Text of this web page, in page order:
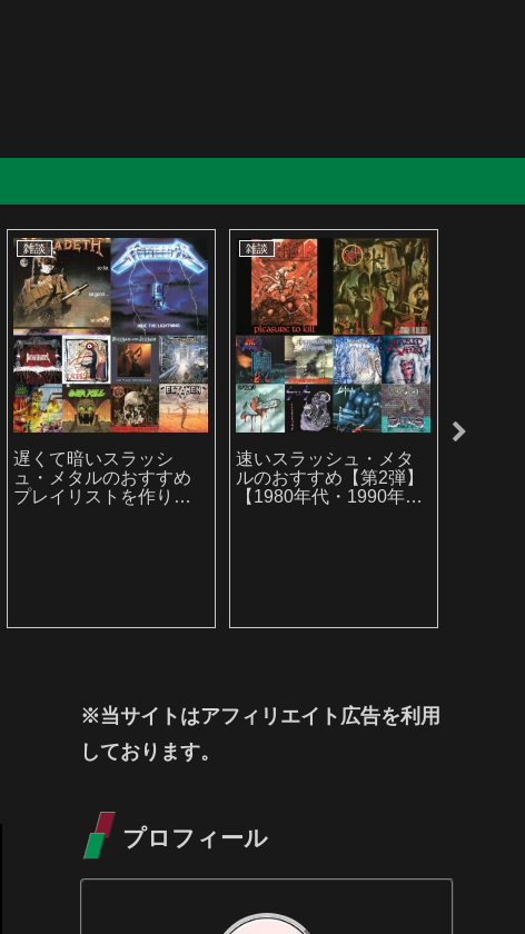
雑談
遅くて暗いスラッシ
ュ・メタルのおすすめ
プレイリストを作りま
雑談
速いスラッシュ・メタ
ルのおすすめ【第2弾】
【1980年代・1990年代
※当サイトはアフィリエイト広告を利用
しております。
プロフィール